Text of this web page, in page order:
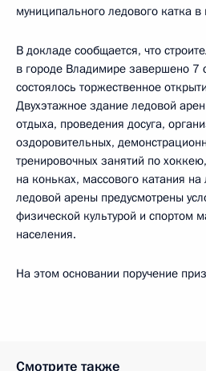
муниципального ледового катка
В докладе сообщается, что
в городе Владимире завершено 7
состоялось торжественное
Двухэтажное здание ледовой
отдыха, проведения досуга,
оздоровительных,
тренировочных занятий по
на коньках, массового катания
ледовой арены предусмотрены
физической культурой и спортом
населения.
На этом основании поручение
Смотрите также